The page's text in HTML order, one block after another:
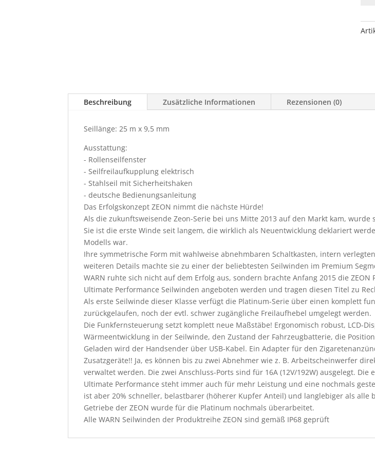
S
Beschreibung Zusätzliche Informationen Rezensionen (0)
Seillänge: 25 m x 9,5 mm
Ausstattung:
- Rollenseilfenster
- Seilfreilaufkupplung elektrisch
- Stahlseil mit Sicherheitshaken
- deutsche Bedienungsanleitung
Das Erfolgskonzept ZEON nimmt die nächste Hürde!
Als die zukunftsweisende Zeon-Serie bei uns Mitte 2013 auf den Markt kam, wurde
Sie ist die erste Winde seit langem, die wirklich als Neuentwicklung deklariert
Modells war.
Ihre symmetrische Form mit wahlweise abnehmbaren Schaltkasten, intern
weiteren Details machte sie zu einer der beliebtesten Seilwinden im Premium
WARN ruhte sich nicht auf dem Erfolg aus, sondern brachte Anfang 2015 die
Ultimate Performance Seilwinden angeboten werden und tragen diesen Titel zu
Als erste Seilwinde dieser Klasse verfügt die Platinum-Serie über einen komplett
zurückgelaufen, noch der evtl. schwer zugängliche Freilaufhebel umgelegt werden.
Die Funkfernsteuerung setzt komplett neue Maßstäbe! Ergonomisch robust, LCD-
Wärmeentwicklung in der Seilwinde, den Zustand der Fahrzeugbatterie, die
Geladen wird der Handsender über USB-Kabel. Ein Adapter für den
Zusatzgeräte!! Ja, es können bis zu zwei Abnehmer wie z. B. Arbeitscheinwerfer
verwaltet werden. Die zwei Anschluss-Ports sind für 16A (12V/192W) ausgelegt.
Ultimate Performance steht immer auch für mehr Leistung und eine nochmals
ist aber 20% schneller, belastbarer (höherer Kupfer Anteil) und langlebiger als
Getriebe der ZEON wurde für die Platinum nochmals überarbeitet.
Alle WARN Seilwinden der Produktreihe ZEON sind gemäß IP68 geprüft